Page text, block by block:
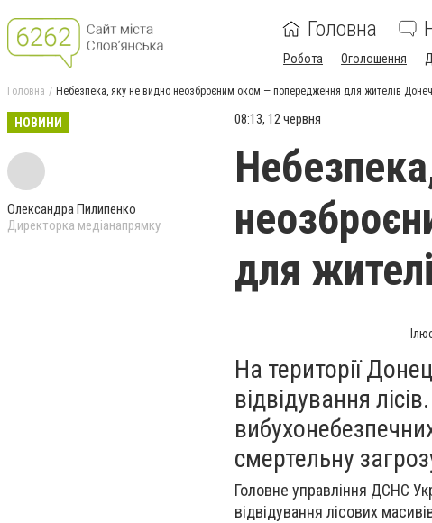
Головна
Робота Оголошення
Головна Небезпека, яку не видно неозброєним оком — попередження для жителів
НОВИНИ
Олександра Пилипенко
Директорка медіанапрямку
08:13, 12 червня
для
На території
відвідування
смертельну
Головне управління ДСНС
відвідування лісових